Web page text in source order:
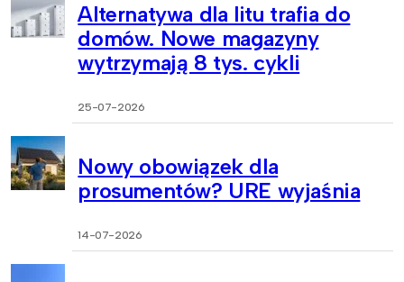
Alternatywa dla litu trafia do
domów. Nowe magazyny
wytrzymają 8 tys. cykli
25-07-2026
Nowy obowiązek dla
prosumentów? URE wyjaśnia
14-07-2026